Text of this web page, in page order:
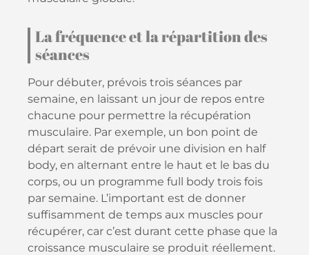
La fréquence et la répartition des
séances
Pour débuter, prévois trois séances par
semaine, en laissant un jour de repos entre
chacune pour permettre la récupération
musculaire. Par exemple, un bon point de
départ serait de prévoir une division en half
body, en alternant entre le haut et le bas du
corps, ou un programme full body trois fois
par semaine. L’important est de donner
suffisamment de temps aux muscles pour
récupérer, car c’est durant cette phase que la
croissance musculaire se produit réellement.